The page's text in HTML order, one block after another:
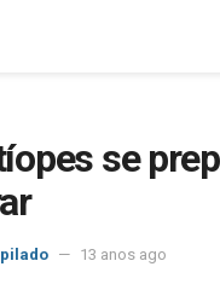
se
13 anos ago